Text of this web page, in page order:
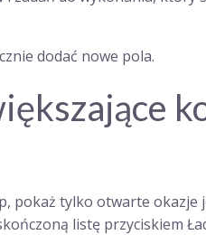
dodać nowe pola.
pokaż tylko otwarte okazje
listę przyciskiem